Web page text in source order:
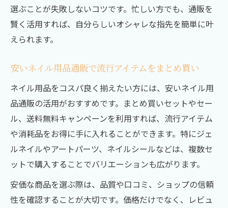
選ぶことが失敗しないコツです。忙しい方でも、通販を
賢く活用すれば、自分らしいオシャレな指先を簡単に叶
えられます。
安いネイル用品通販で流行アイテムをまとめ買い
ネイル用品をコスパ良く揃えたい方には、安いネイル用
品通販の活用がおすすめです。まとめ買いセットやセー
ル、送料無料キャンペーンを利用すれば、流行アイテム
や消耗品をお得に手に入れることができます。特にジェ
ルネイルやアートパーツ、ネイルシールなどは、複数セ
ットで購入することでバリエーションも広がります。
安価な商品を選ぶ際は、品質や口コミ、ショップの信頼
性を確認することが大切です。価格だけでなく、レビュ